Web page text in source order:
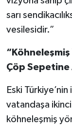
sarı
vesilesidir.”
“Köhneleşmiş
Çöp Sepetine
Eski
vatandaşa ikinci
köhneleşmiş